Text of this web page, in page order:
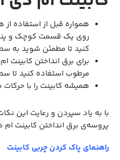
همواره قبل از استفاده
روی یک قسمت کوچک و
کنید تا مطمئن شوید به
برای برق انداختن کابینت
مرطوب استفاده کنید تا
همیشه کابینت را با حرکات
با به یاد سپردن و رعایت این
پروسه‌ی برق انداختن کابینت
راهنمای پاک کردن چربی کابینت